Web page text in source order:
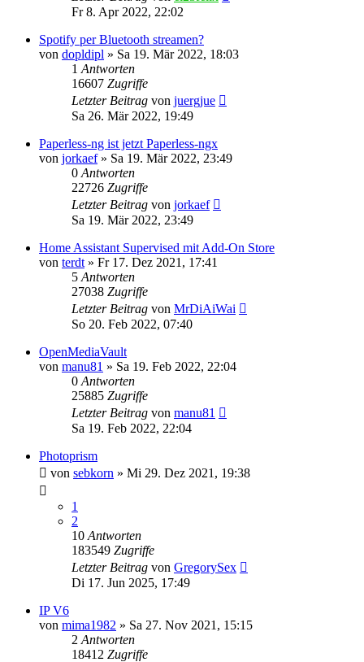
Fr 8. Apr 2022, 22:02
Spotify per Bluetooth streamen?
von dopldipl » Sa 19. Mär 2022, 18:03
1 Antworten
16607 Zugriffe
Letzter Beitrag von juergjue
Sa 26. Mär 2022, 19:49
Paperless-ng ist jetzt Paperless-ngx
von jorkaef» Sa 19. Mär 2022, 23:49
0 Antworten
22726 Zugriffe
Letzter Beitrag von jorkaef
Sa 19. Mär 2022, 23:49
Home Assistant Supervised mit Add-On Store
von terdt » Fr 17. Dez 2021, 17:41
5 Antworten
27038 Zugriffe
Letzter Beitrag von MrDiAiWai
So 20. Feb 2022, 07:40
OpenMediaVault
von manu81 » Sa 19. Feb 2022, 22:04
0 Antworten
25885 Zugriffe
Letzter Beitrag von manu81
Sa 19. Feb 2022, 22:04
Photoprism
von sebkorn » Mi 29. Dez 2021, 19:38
1
2
10 Antworten
183549 Zugriffe
Letzter Beitrag von GregorySex
Di 17. Jun 2025, 17:49
IP V6
von mima1982 » Sa 27. Nov 2021, 15:15
2 Antworten
18412 Zugriffe